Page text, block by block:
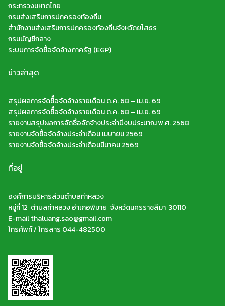
กระทรวงมหาดไทย
กรมส่งเสริมการปกครองท้องถิ่น
สำนักงานส่งเสริมการปกครองท้องถิ่นจังหวัดยโสธร
กรมบัญชีกลาง
ระบบการจัดซื้อจัดจ้างภาครัฐ (EGP)
ข่าวล่าสุด
สรุปผลการจัดซืื้อจัดจ้างรายเดือน ต.ค. 68 – เม.ย. 69
สรุปผลการจัดซืื้อจัดจ้างรายเดือน ต.ค. 68 – เม.ย. 69
รายงานสรุปผลการจัดซื้อจัดจ้างประจำปีงบประมาณ พ.ศ. 2568
รายงานจัดซื้อจัดจ้างประจำเดือน เมษายน 2569
รายงานจัดซื้อจัดจ้างประจำเดือนมีนาคม 2569
ที่อยู่
องค์การบริหารส่วนตำบลท่าหลวง
หมู่ที่ 12 ตำบลท่าหลวง อำเภอพิมาย จังหวัดนครราชสีมา 30110
E-mail thaluang.sao@gmail.com
โทรศัพท์ / โทรสาร 044-482500